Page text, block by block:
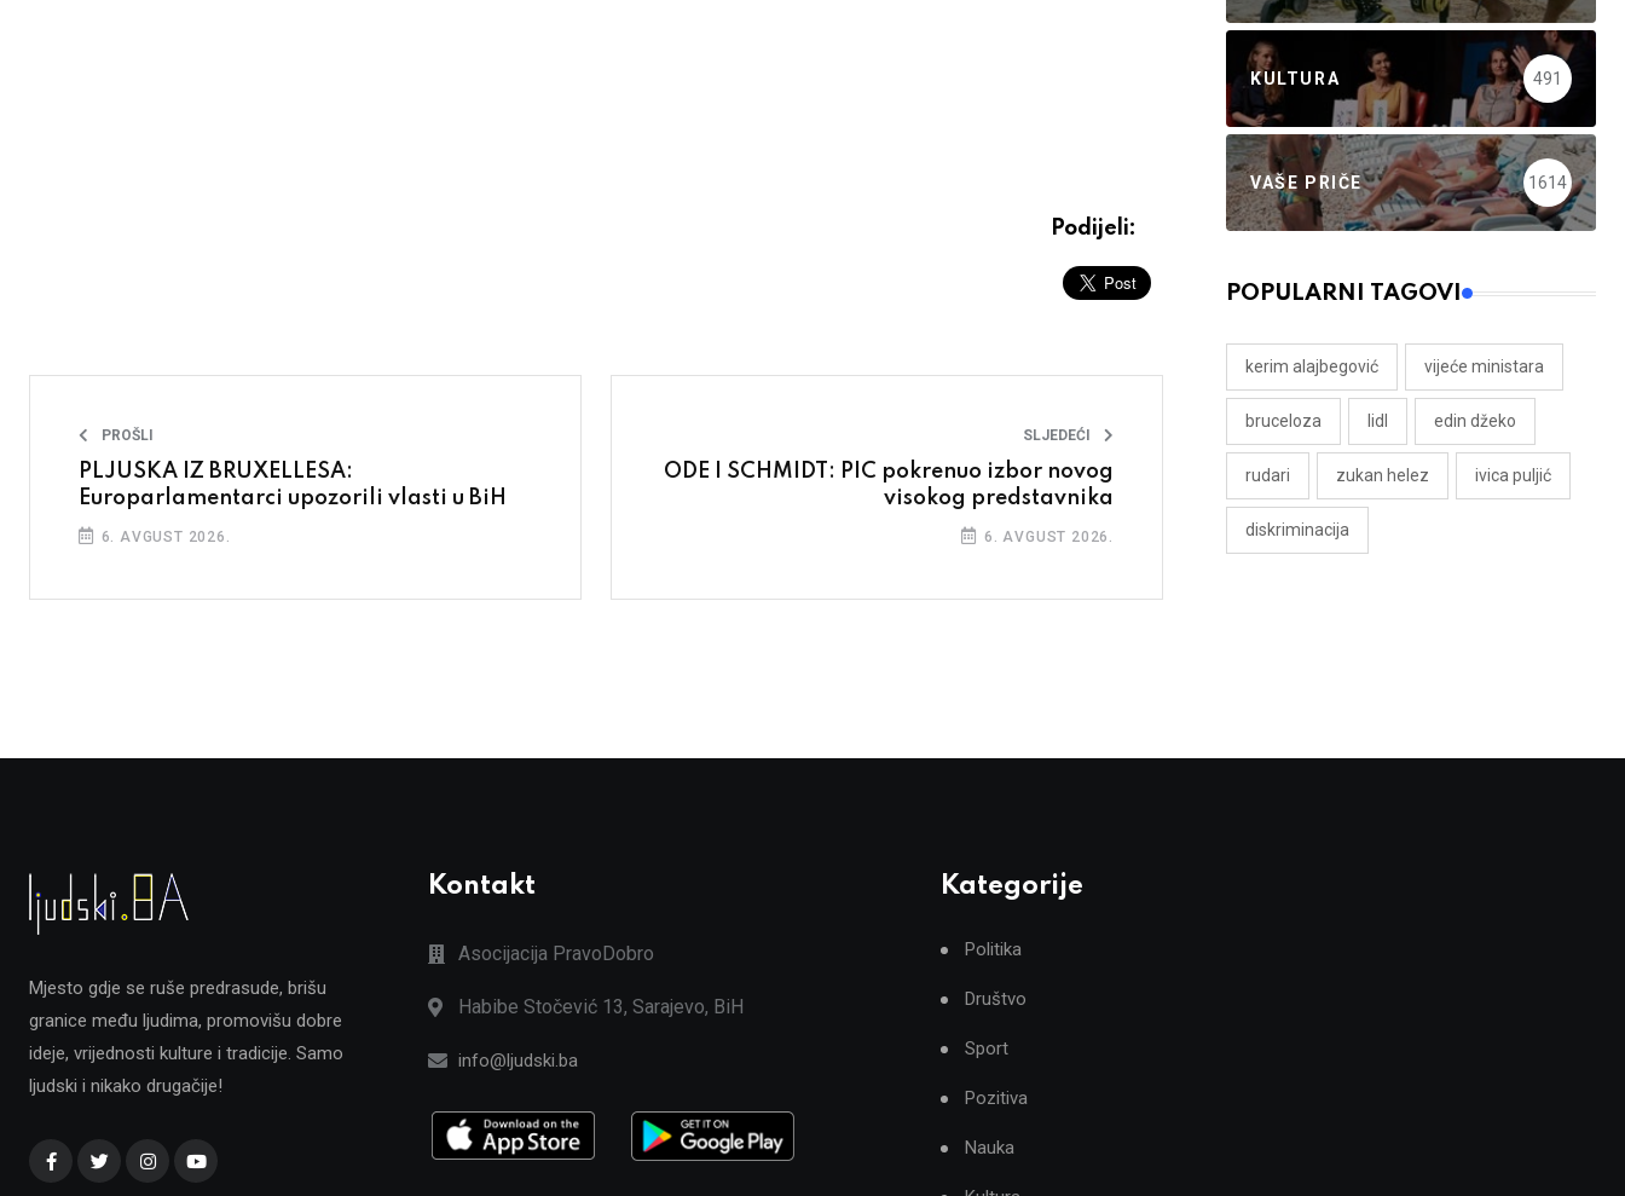
Podijeli:
PROŠLI
PLJUSKA IZ BRUXELLESA:
Europarlamentarci upozorili vlasti u BiH
6. AVGUST 2026.
SLJEDEĆI
ODE I SCHMIDT: PIC pokrenuo izbor novog
visokog predstavnika
6. AVGUST 2026.
KULTURA 491
VAŠE PRIČE 1614
POPULARNI TAGOVI
kerim alajbegović vijeće ministara
bruceloza lidl edin džeko
rudari zukan helez ivica puljić
diskriminacija
Mjesto gdje se ruše predrasude, brišu
granice među ljudima, promovišu dobre
ideje, vrijednosti kulture i tradicije. Samo
ljudski i nikako drugačije!
Kontakt
Asocijacija PravoDobro
Habibe Stočević 13, Sarajevo, BiH
info@ljudski.ba
Kategorije
Politika
Društvo
Sport
Pozitiva
Nauka